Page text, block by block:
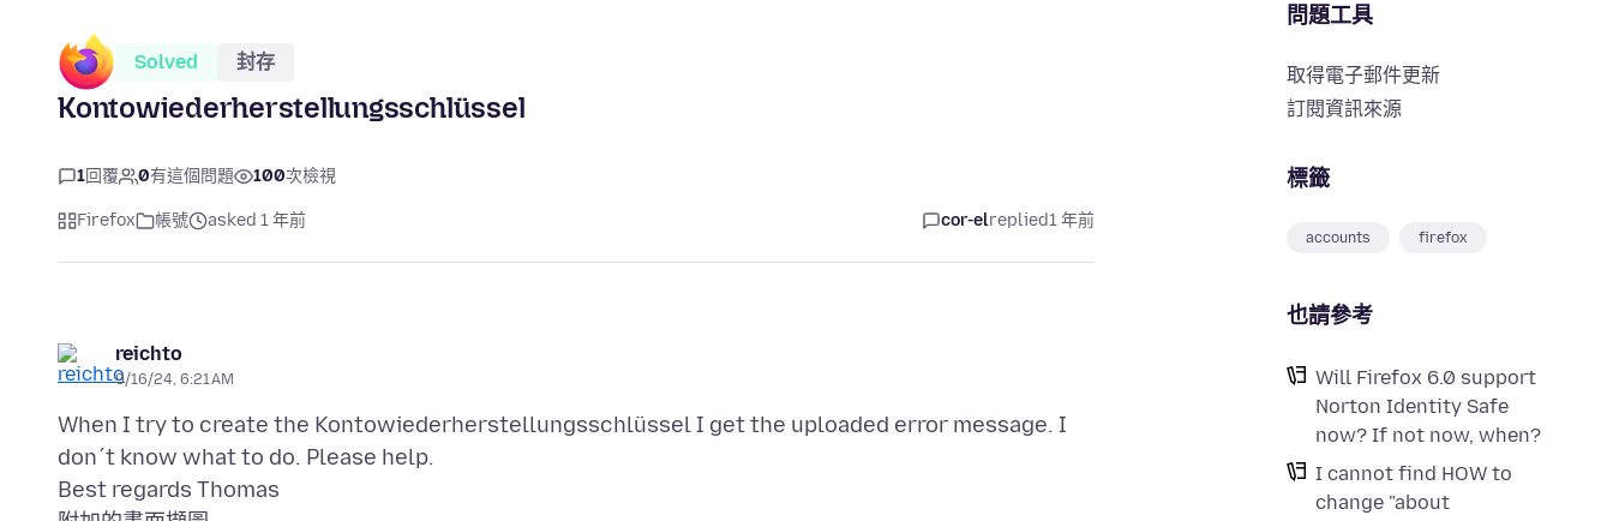
問題工具
取得電子郵件更新
訂閱資訊來源
標籤
accounts firefox
也請參考
Will Firefox 6.0 support
Norton Identity Safe
now? If not now, when?
I cannot find HOW to
change "about
Solved 封存
Kontowiederherstellungsschlüssel
1回覆 0有這個問題 100次檢視
Firefox 帳號 asked 1 年前 cor-elreplied1 年前
reichto
9/16/24, 6:21 AM
When I try to create the Kontowiederherstellungsschlüssel I get the uploaded error message. I
don´t know what to do. Please help.